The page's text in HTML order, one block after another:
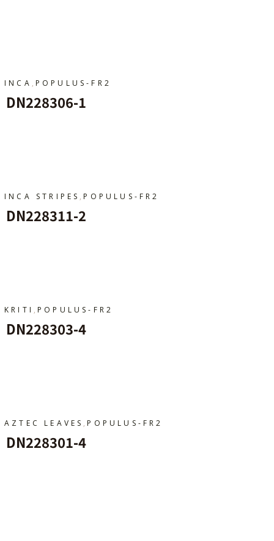
INCA , POPULUS-FR2
DN228306-1
INCA STRIPES , POPULUS-FR2
DN228311-2
KRITI , POPULUS-FR2
DN228303-4
AZTEC LEAVES , POPULUS-FR2
DN228301-4